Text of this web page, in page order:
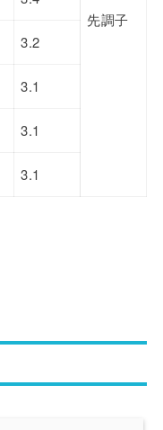
先調子
3.2
3.1
3.1
3.1